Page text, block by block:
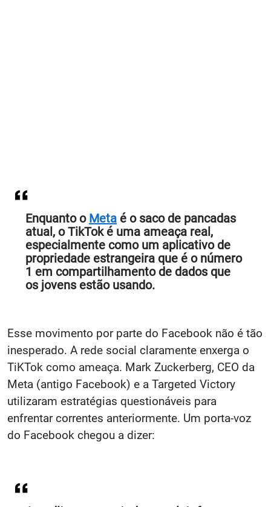
Enquanto o Meta é o saco de pancadas
atual, o TikTok é uma ameaça real,
especialmente como um aplicativo de
propriedade estrangeira que é o número
1 em compartilhamento de dados que
os jovens estão usando.
Esse movimento por parte do Facebook não é tão
inesperado. A rede social claramente enxerga o
TiKTok como ameaça. Mark Zuckerberg, CEO da
Meta (antigo Facebook) e a Targeted Victory
utilizaram estratégias questionáveis para
enfrentar correntes anteriormente. Um porta-voz
do Facebook chegou a dizer: